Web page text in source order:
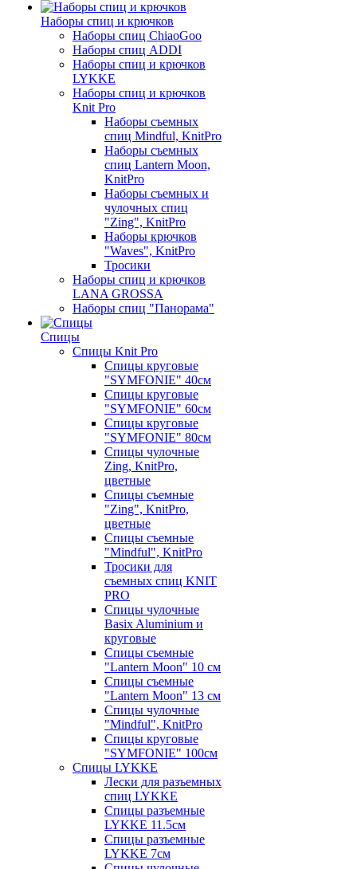
Наборы спиц и крючков
Наборы спиц ChiaoGoo
Наборы спиц ADDI
Наборы спиц и крючков
LYKKE
Наборы спиц и крючков
Knit Pro
Наборы съемных
спиц Mindful, KnitPro
Наборы съемных
спиц Lantern Moon,
KnitPro
Наборы съемных и
чулочных спиц
"Zing", KnitPro
Наборы крючков
"Waves", KnitPro
Тросики
Наборы спиц и крючков
LANA GROSSA
Наборы спиц "Панорама"
Спицы
Спицы Knit Pro
Спицы круговые
"SYMFONIE" 40см
Спицы круговые
"SYMFONIE" 60см
Спицы круговые
"SYMFONIE" 80см
Спицы чулочные
Zing, KnitPro,
цветные
Спицы съемные
"Zing", KnitPro,
цветные
Спицы съемные
"Mindful", KnitPro
Тросики для
съемных спиц KNIT
PRO
Спицы чулочные
Basix Aluminium и
круговые
Спицы съемные
"Lantern Moon" 10 см
Спицы съемные
"Lantern Moon" 13 см
Спицы чулочные
"Mindful", KnitPro
Спицы круговые
"SYMFONIE" 100см
Спицы LYKKE
Лески для разъемных
спиц LYKKE
Спицы разъемные
LYKKE 11.5см
Спицы разъемные
LYKKE 7см